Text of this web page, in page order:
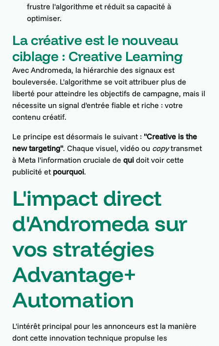
frustre l'algorithme et réduit sa capacité à
optimiser.
La créative est le nouveau
ciblage : Creative Learning
Avec Andromeda, la hiérarchie des signaux est
bouleversée. L'algorithme se voit attribuer plus de
liberté pour atteindre les objectifs de campagne, mais il
nécessite un signal d'entrée fiable et riche : votre
contenu créatif.
Le principe est désormais le suivant : "Creative is the
new targeting". Chaque visuel, vidéo ou copytransmet
à Meta l'information cruciale dequi doit voir cette
publicité et pourquoi.
L'impact direct
d'Andromeda sur
vos stratégies
Advantage+
Automation
L'intérêt principal pour les annonceurs est la manière
dont cette innovation technique propulse les